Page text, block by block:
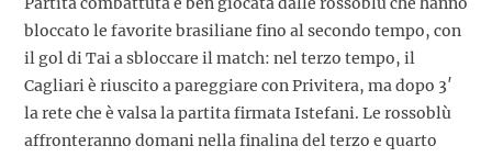
bloccato le favorite brasiliane fino al secondo tempo, con
il gol di Tai a sbloccare il match: nel terzo tempo, il
Cagliari è riuscito a pareggiare con Privitera, ma dopo 3′
la rete che è valsa la partita firmata Istefani. Le rossoblù
affronteranno domani nella finalina del terzo e quarto